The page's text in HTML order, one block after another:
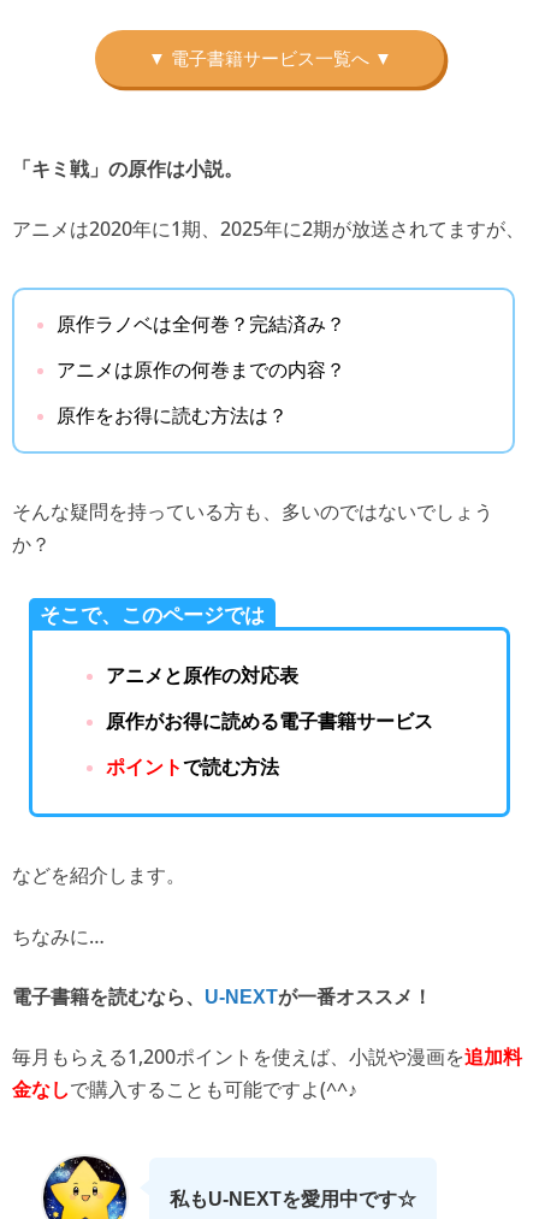
「キミ戦」の原作は小説。
アニメは2020年に1期、2025年に2期が放送されてますが、
原作ラノベは全何巻？完結済み？
アニメは原作の何巻までの内容？
原作をお得に読む方法は？
そんな疑問を持っている方も、多いのではないでしょう
か？
そこで、このページでは
アニメと原作の対応表
原作がお得に読める電子書籍サービス
ポイントで読む方法
などを紹介します。
ちなみに…
電子書籍を読むなら、 U-NEXTが一番オススメ！
毎月もらえる1,200ポイントを使えば、 小説や漫画を追加料
金なしで購入することも可能ですよ(^^♪
私もU-NEXTを愛用中です☆